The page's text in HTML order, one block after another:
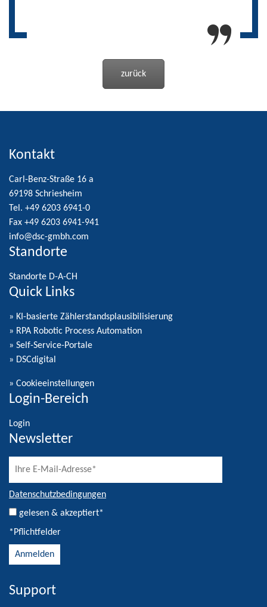
zurück
Kontakt
Carl-Benz-Straße 16 a
69198 Schriesheim
Tel. +49 6203 6941-0
Fax +49 6203 6941-941
info@dsc-gmbh.com
Standorte
Standorte D-A-CH
Quick Links
» KI-basierte Zählerstandsplausibilisierung
» RPA Robotic Process Automation
» Self-Service-Portale
» DSCdigital
» Cookieeinstellungen
Login-Bereich
Login
Newsletter
Datenschutzbedingungen
gelesen & akzeptiert*
*Pflichtfelder
Alternative:
Support